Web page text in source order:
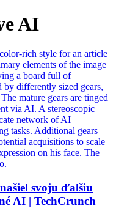
AI
svoju ďalšiu
AI | TechCrunch